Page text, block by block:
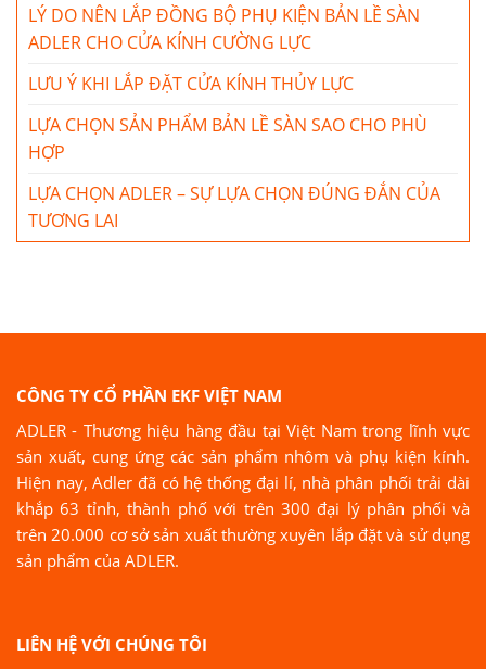
LÝ DO NÊN LẮP ĐỒNG BỘ PHỤ KIỆN BẢN LỀ SÀN
ADLER CHO CỬA KÍNH CƯỜNG LỰC
LƯU Ý KHI LẮP ĐẶT CỬA KÍNH THỦY LỰC
LỰA CHỌN SẢN PHẨM BẢN LỀ SÀN SAO CHO PHÙ
HỢP
LỰA CHỌN ADLER – SỰ LỰA CHỌN ĐÚNG ĐẮN CỦA
TƯƠNG LAI
CÔNG TY CỔ PHẦN EKF VIỆT NAM
ADLER - Thương hiệu hàng đầu tại Việt Nam trong lĩnh vực
sản xuất, cung ứng các sản phẩm nhôm và phụ kiện kính.
Hiện nay, Adler đã có hệ thống đại lí, nhà phân phối trải dài
khắp 63 tỉnh, thành phố với trên 300 đại lý phân phối và
trên 20.000 cơ sở sản xuất thường xuyên lắp đặt và sử dụng
sản phẩm của ADLER.
LIÊN HỆ VỚI CHÚNG TÔI